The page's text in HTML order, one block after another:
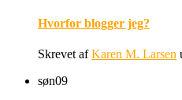
Hvorfor blogger jeg?
Skrevet afKaren M. Larsen
søn09